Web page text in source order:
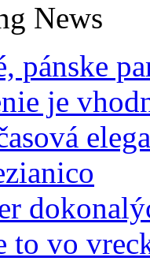
News
pánske
je
to vo